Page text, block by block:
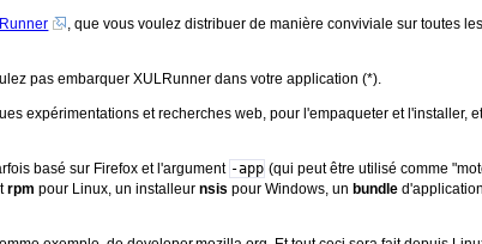
, que vous voulez distribuer de manière conviviale sur toutes
pas embarquer XULRunner dans votre application (*).
expérimentations et recherches web, pour l'empaqueter et l'installer,
basé sur Firefox et l'argument -app (qui peut être utilisé comme
rpm pour Linux, un installeurnsis pour Windows, unbundle